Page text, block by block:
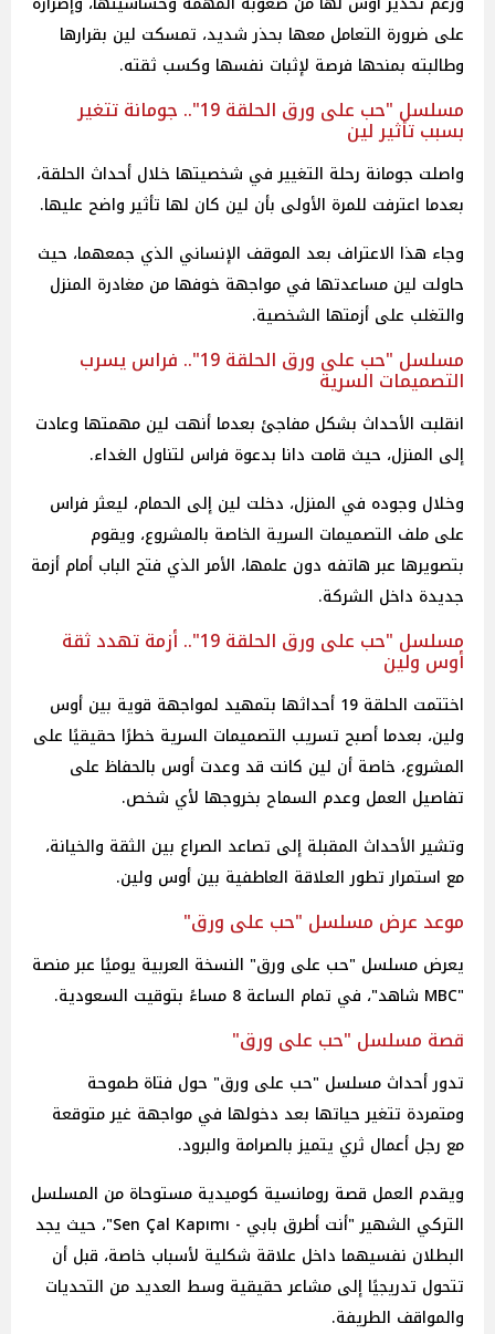
على ضرورة التعامل معها بحذر شديد، تمسكت لين بقرارها
وطالبته بمنحها فرصة لإثبات نفسها وكسب ثقته.
مسلسل "حب على ورق الحلقة 19".. جومانة تتغير
بسبب تأثير لين
واصلت جومانة رحلة التغيير في شخصيتها خلال أحداث الحلقة،
بعدما اعترفت للمرة الأولى بأن لين كان لها تأثير واضح عليها.
وجاء هذا الاعتراف بعد الموقف الإنساني الذي جمعهما، حيث
حاولت لين مساعدتها في مواجهة خوفها من مغادرة المنزل
والتغلب على أزمتها الشخصية.
مسلسل "حب على ورق الحلقة 19".. فراس يسرب
التصميمات السرية
انقلبت الأحداث بشكل مفاجئ بعدما أنهت لين مهمتها وعادت
إلى المنزل، حيث قامت دانا بدعوة فراس لتناول الغداء.
وخلال وجوده في المنزل، دخلت لين إلى الحمام، ليعثر فراس
على ملف التصميمات السرية الخاصة بالمشروع، ويقوم
بتصويرها عبر هاتفه دون علمها، الأمر الذي فتح الباب أمام أزمة
جديدة داخل الشركة.
مسلسل "حب على ورق الحلقة 19".. أزمة تهدد ثقة
أوس ولين
اختتمت الحلقة 19 أحداثها بتمهيد لمواجهة قوية بين أوس
ولين، بعدما أصبح تسريب التصميمات السرية خطرًا حقيقيًا على
المشروع، خاصة أن لين كانت قد وعدت أوس بالحفاظ على
تفاصيل العمل وعدم السماح بخروجها لأي شخص.
وتشير الأحداث المقبلة إلى تصاعد الصراع بين الثقة والخيانة،
مع استمرار تطور العلاقة العاطفية بين أوس ولين.
موعد عرض مسلسل "حب على ورق"
يعرض مسلسل "حب على ورق" النسخة العربية يوميًا عبر منصة
"MBC شاهد"، في تمام الساعة 8 مساءً بتوقيت السعودية.
قصة مسلسل "حب على ورق"
تدور أحداث مسلسل "حب على ورق" حول فتاة طموحة
ومتمردة تتغير حياتها بعد دخولها في مواجهة غير متوقعة
مع رجل أعمال ثري يتميز بالصرامة والبرود.
ويقدم العمل قصة رومانسية كوميدية مستوحاة من المسلسل
التركي الشهير "أنت أطرق بابي - Sen Çal Kapımı"، حيث يجد
البطلان نفسيهما داخل علاقة شكلية لأسباب خاصة، قبل أن
تتحول تدريجيًا إلى مشاعر حقيقية وسط العديد من التحديات
والمواقف الطريفة.